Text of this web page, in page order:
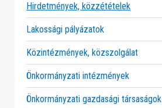
Hirdetmények, közzétételek
Lakossági pályázatok
Közintézmények, közszolgálat
Önkormányzati intézmények
Önkormányzati gazdasági társaságok